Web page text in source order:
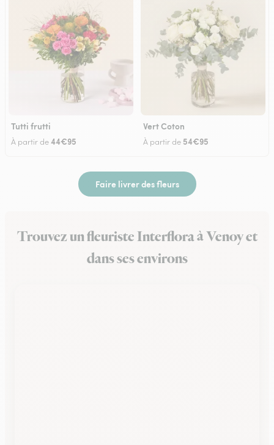
Tutti frutti
À partir de44€95
Vert Coton
À partir de 54€95
Faire livrer des fleurs
Trouvez un fleuriste Interflora à Venoy et
dans ses environs